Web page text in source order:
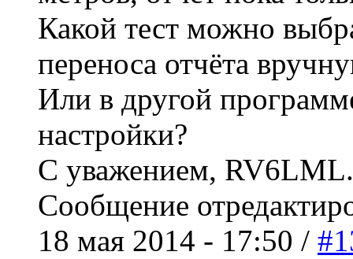
Какой тест можно
переноса отчёта
Или в другой
настройки?
С уважением, RV6LML.
Сообщение
18 мая 2014 - 17:50 /